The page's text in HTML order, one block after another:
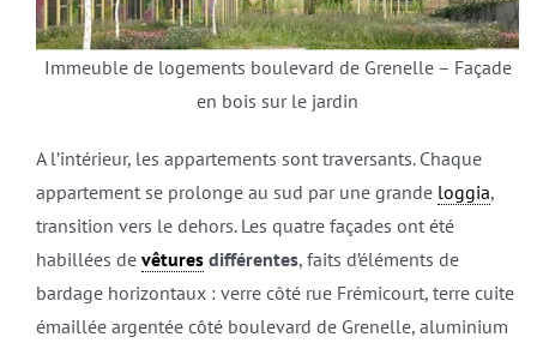
Immeuble de logements boulevard de Grenelle – Façade
en bois sur le jardin
A l’intérieur, les appartements sont traversants. Chaque
appartement se prolonge au sud par une grande loggia,
transition vers le dehors. Les quatre façades ont été
habillées de vêturesdifférentes, faits d’éléments de
bardage horizontaux : verre côté rue Frémicourt, terre cuite
émaillée argentée côté boulevard de Grenelle, aluminium